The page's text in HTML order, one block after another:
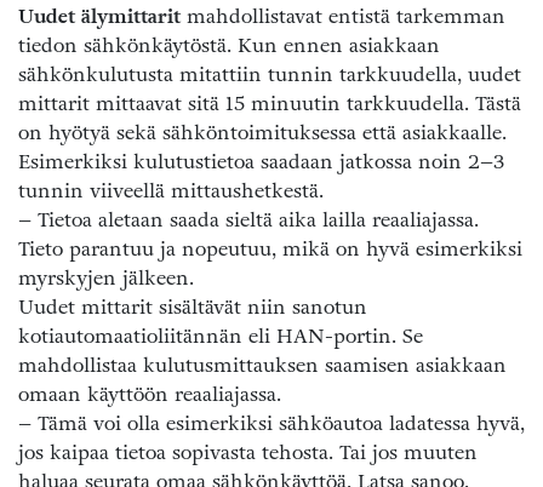
Uudet älymittaritmahdollistavat entistä tarkemman
tiedon sähkönkäytöstä. Kun ennen asiakkaan
sähkönkulutusta mitattiin tunnin tarkkuudella, uudet
mittarit mittaavat sitä 15 minuutin tarkkuudella. Tästä
on hyötyä sekä sähköntoimituksessa että asiakkaalle.
Esimerkiksi kulutustietoa saadaan jatkossa noin 2–3
tunnin viiveellä mittaushetkestä.
– Tietoa aletaan saada sieltä aika lailla reaaliajassa.
Tieto parantuu ja nopeutuu, mikä on hyvä esimerkiksi
myrskyjen jälkeen.
Uudet mittarit sisältävät niin sanotun
kotiautomaatioliitännän eli HAN-portin. Se
mahdollistaa kulutusmittauksen saamisen asiakkaan
omaan käyttöön reaaliajassa.
– Tämä voi olla esimerkiksi sähköautoa ladatessa hyvä,
jos kaipaa tietoa sopivasta tehosta. Tai jos muuten
haluaa seurata omaa sähkönkäyttöä, Latsa sanoo.